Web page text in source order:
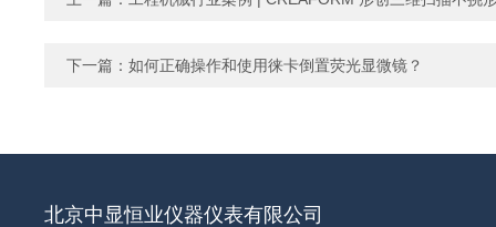
下一篇： 如何正确操作和使用徕卡倒置荧光显微镜？
北京中显恒业仪器仪表有限公司